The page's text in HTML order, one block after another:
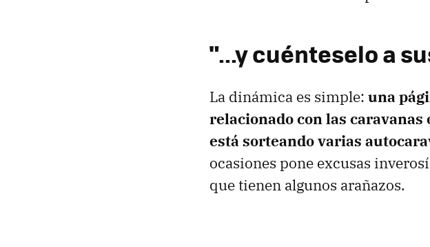
"...y cuénteselo a
La dinámica es simple: una
relacionado con las
está sorteando varias
ocasiones pone excusas
que tienen algunos arañazos.